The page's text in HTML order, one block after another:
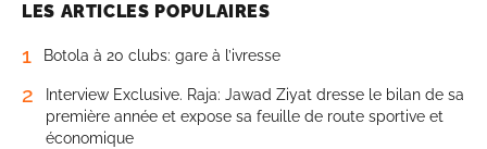
LES ARTICLES POPULAIRES
1 Botola à 20 clubs: gare à l’ivresse
2
Interview Exclusive. Raja: Jawad Ziyat dresse le bilan de sa
première année et expose sa feuille de route sportive et
économique